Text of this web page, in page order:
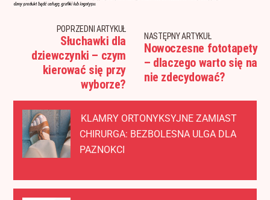
POPRZEDNI ARTYKUŁ
Słuchawki dla
dziewczynki – czym
kierować się przy
wyborze?
NASTĘPNY ARTYKUŁ
Nowoczesne fototapety
– dlaczego warto się na
nie zdecydować?
KLAMRY ORTONYKSYJNE ZAMIAST
CHIRURGA: BEZBOLESNA ULGA DLA
PAZNOKCI